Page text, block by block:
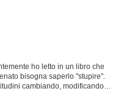
ho letto in un libro che
bisogna saperlo "stupire".
cambiando, modificando e